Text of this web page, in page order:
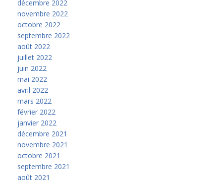
décembre 2022
novembre 2022
octobre 2022
septembre 2022
août 2022
juillet 2022
juin 2022
mai 2022
avril 2022
mars 2022
février 2022
janvier 2022
décembre 2021
novembre 2021
octobre 2021
septembre 2021
août 2021